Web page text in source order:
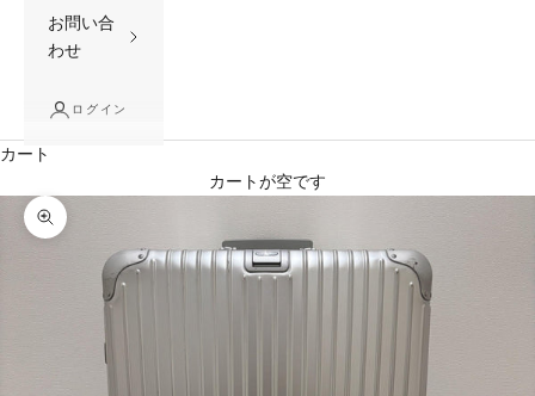
お問い合
わせ
ログイン
カート
カートが空です
ズームイン